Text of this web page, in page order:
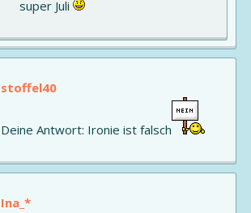
super Juli
stoffel40
Deine Antwort: Ironie ist falsch
Ina_*